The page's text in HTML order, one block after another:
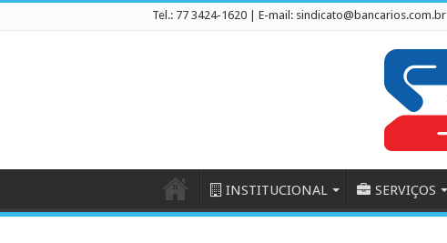
Tel.: 77 3424-1620 | E-mail: sindicato@bancarios.com.br
INSTITUCIONAL SERVIÇOS